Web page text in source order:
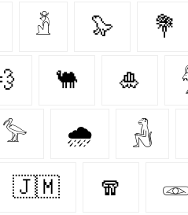
𓁳 🦭 💐
🐫 🎍
𓅞 🌧️ 𓃻
🇯🇲 🧣